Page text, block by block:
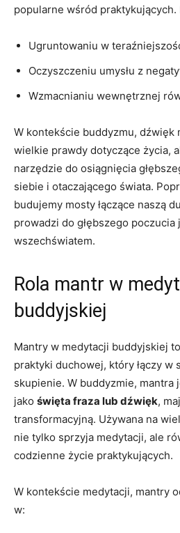
‌popularne wśród praktykujących.
Ugruntowaniu w
Oczyszczeniu umysłu z
Wzmacnianiu wewnętrznej​
W kontekście buddyzmu, dźwięk
‌wielkie‌ prawdy dotyczące życia,
narzędzie do osiągnięcia
siebie i otaczającego świata.
budujemy ⁤mosty⁤ łączące naszą
prowadzi do głębszego poczucia
wszechświatem.
Rola mantr w
buddyjskiej
Mantry w medytacji buddyjskiej
praktyki duchowej, który łączy w
skupienie. W⁢ buddyzmie, mantra
jako święta fraza lub dźwięk,
transformacyjną. Używana na
⁣nie tylko sprzyja medytacji, ale
‍codzienne życie praktykujących.
W kontekście medytacji, mantry
w: